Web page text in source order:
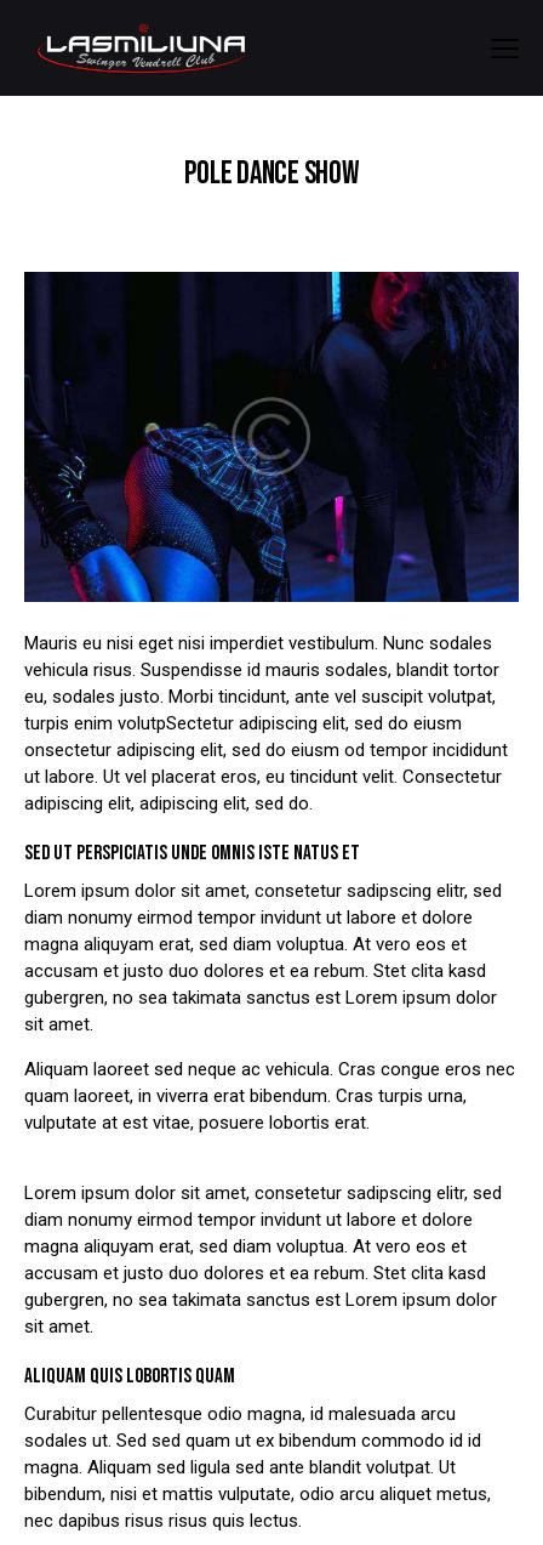
POLE DANCE SHOW
Mauris eu nisi eget nisi imperdiet vestibulum. Nunc sodales
vehicula risus. Suspendisse id mauris sodales, blandit tortor
eu, sodales justo. Morbi tincidunt, ante vel suscipit volutpat,
turpis enim volutpSectetur adipiscing elit, sed do eiusm
onsectetur adipiscing elit, sed do eiusm od tempor incididunt
ut labore. Ut vel placerat eros, eu tincidunt velit. Consectetur
adipiscing elit, adipiscing elit, sed do.
SED UT PERSPICIATIS UNDE OMNIS ISTE NATUS ET
Lorem ipsum dolor sit amet, consetetur sadipscing elitr, sed
diam nonumy eirmod tempor invidunt ut labore et dolore
magna aliquyam erat, sed diam voluptua. At vero eos et
accusam et justo duo dolores et ea rebum. Stet clita kasd
gubergren, no sea takimata sanctus est Lorem ipsum dolor
sit amet.
Aliquam laoreet sed neque ac vehicula. Cras congue eros nec
quam laoreet, in viverra erat bibendum. Cras turpis urna,
vulputate at est vitae, posuere lobortis erat.
Lorem ipsum dolor sit amet, consetetur sadipscing elitr, sed
diam nonumy eirmod tempor invidunt ut labore et dolore
magna aliquyam erat, sed diam voluptua. At vero eos et
accusam et justo duo dolores et ea rebum. Stet clita kasd
gubergren, no sea takimata sanctus est Lorem ipsum dolor
sit amet.
ALIQUAM QUIS LOBORTIS QUAM
Curabitur pellentesque odio magna, id malesuada arcu
sodales ut. Sed sed quam ut ex bibendum commodo id id
magna. Aliquam sed ligula sed ante blandit volutpat. Ut
bibendum, nisi et mattis vulputate, odio arcu aliquet metus,
nec dapibus risus risus quis lectus.